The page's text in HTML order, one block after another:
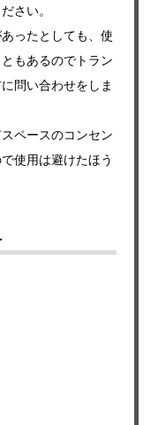
さい。
ったとしても、使
もあるのでトラン
問い合わせをしま
ペースのコンセン
使用は避けたほう